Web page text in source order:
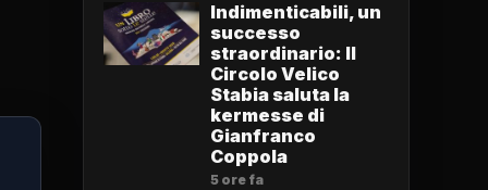
Indimenticabili, un
successo
straordinario: Il
Circolo Velico
Stabia saluta la
kermesse di
Gianfranco
Coppola
5 ore fa